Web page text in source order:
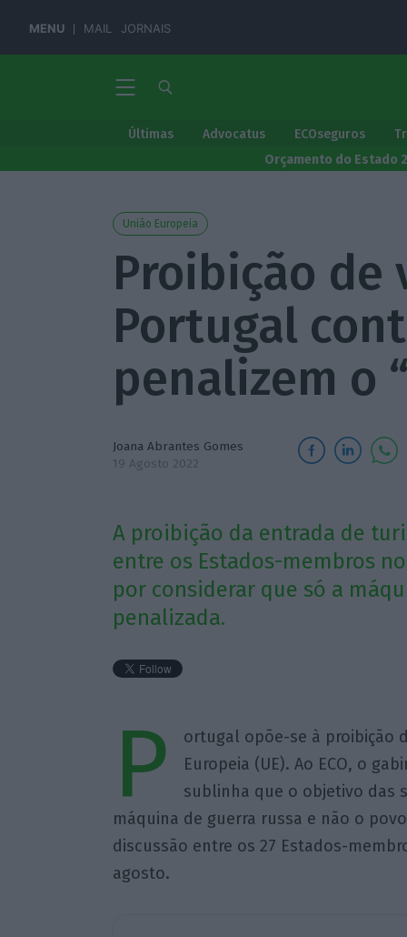
MENU MAIL JORNAIS
Últimas Advocatus ECOseguros
Orçamento do Estado
União Europeia
Proibição de
Portugal
penalizem o
Joana Abrantes Gomes
19 Agosto 2022
A proibição da entrada de
entre os Estados-membros
por considerar que só a
penalizada.
P
ortugal opõe-se à proibição
Europeia (UE). Ao ECO, o
sublinha que o objetivo das
máquina de guerra russa e não o
discussão entre os 27 Estados-
agosto.